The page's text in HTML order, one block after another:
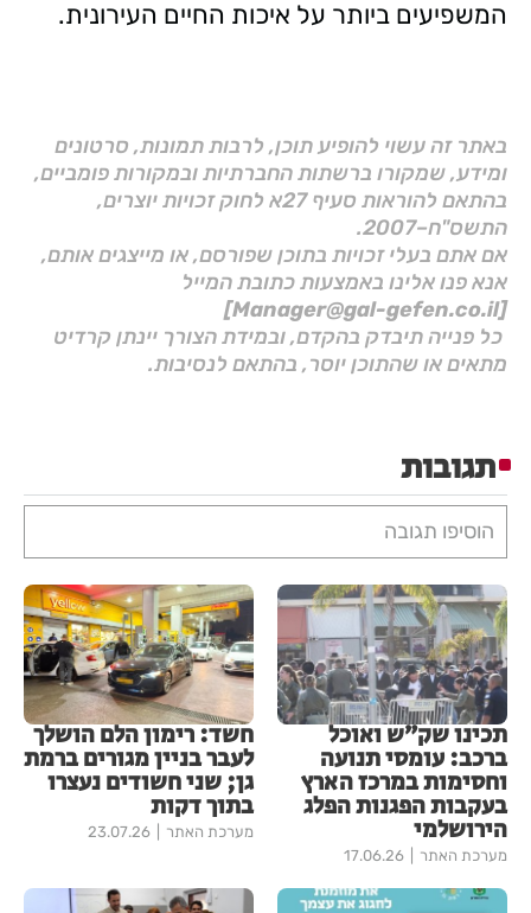
המשפיעים ביותר על איכות החיים העירונית.
באתר זה עשוי להופיע תוכן, לרבות תמונות, סרטונים
ומידע, שמקורו ברשתות החברתיות ובמקורות פומביים,
בהתאם להוראות סעיף 27א לחוק זכויות יוצרים,
התשס"ח–2007.
אם אתם בעלי זכויות בתוכן שפורסם, או מייצגים אותם,
אנא פנו אלינו באמצעות כתובת המייל
[Manager@gal-gefen.co.il]
כל פנייה תיבדק בהקדם, ובמידת הצורך יינתן קרדיט
מתאים או שהתוכן יוסר, בהתאם לנסיבות.
תגובות
הוסיפו תגובה
תכינו שק״ש ואוכל
ברכב: עומסי תנועה
וחסימות במרכז הארץ
בעקבות הפגנות הפלג
הירושלמי
מערכת האתר 17.06.26
חשד: רימון הלם הושלך
לעבר בניין מגורים ברמת
גן; שני חשודים נעצרו
בתוך דקות
מערכת האתר 23.07.26